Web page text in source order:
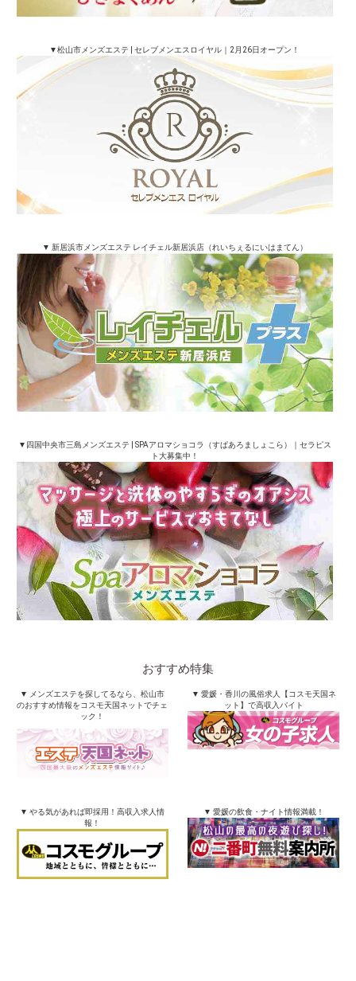
▼松山市メンズエステ | セレブメンエスロイヤル｜2月26日オープン！
▼ 新居浜市メンズエステ レイチェル新居浜店（れいちぇるにいはまてん）
▼四国中央市三島メンズエステ | SPAアロマショコラ（すぱあろましょこら）｜セラピス
ト大募集中！
おすすめ特集
▼ メンズエステを探してるなら、松山市
のおすすめ情報をコスモ天国ネットでチェ
ック！
▼ 愛媛・香川の風俗求人【コスモ天国ネ
ット】で高収入バイト
▼ やる気があれば即採用！高収入求人情
報！
▼ 愛媛の飲食・ナイト情報満載！